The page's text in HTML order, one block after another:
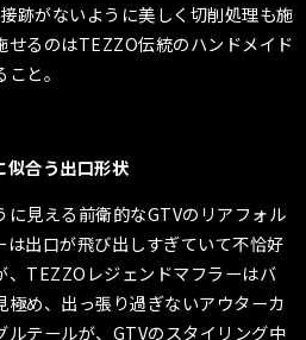
跡がないように美しく切削処理も施
せるのはTEZZO伝統のハンドメイド
と。
似合う出口形状
に見える前衛的なGTVのリアフォル
出口が飛び出しすぎていて不恰好
、TEZZOレジェンドマフラーはバ
極め、出っ張り過ぎないアウターカ
ルテールが、GTVのスタイリング中